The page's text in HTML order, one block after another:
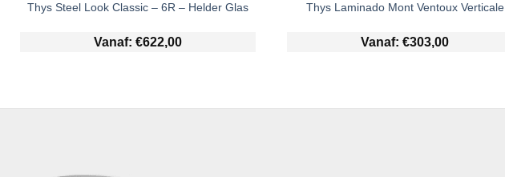
Thys Steel Look Classic – 6R – Helder Glas
Vanaf: €622,00
Thys Laminado Mont Ventoux Verticale
Vanaf:€303,00